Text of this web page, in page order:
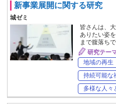
新事業展開に関する研究
城ゼミ
皆さんは、
ありたい姿
まで腹落ち
研究テー
地域の再生
持続可能な
多様な人々